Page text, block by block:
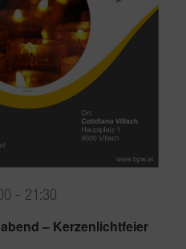
– Kerzenlichtfeier
- 21:30